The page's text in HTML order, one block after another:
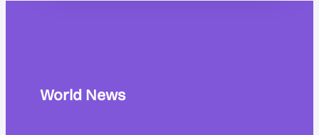
World News